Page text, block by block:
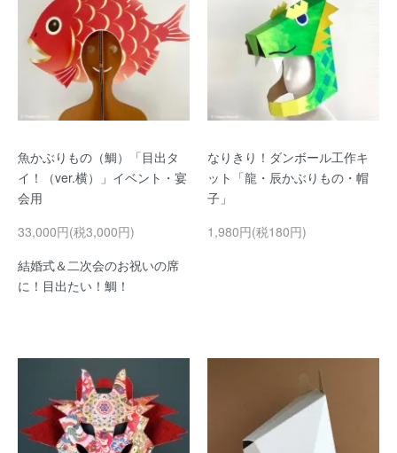
魚かぶりもの（鯛）「目出タ
イ！（ver.横）」イベント・宴
会用
33,000円(税3,000円)
結婚式＆二次会のお祝いの席
に！目出たい！鯛！
なりきり！ダンボール工作キ
ット「龍・辰かぶりもの・帽
子」
1,980円(税180円)